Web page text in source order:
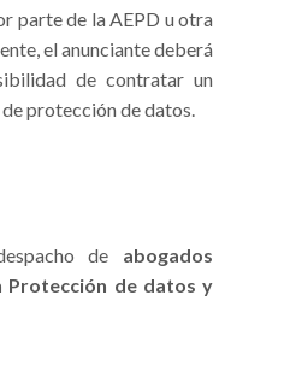
parte de la AEPD u otra
el anunciante deberá
de contratar un
protección de datos.
de abogados
Protección de datos y